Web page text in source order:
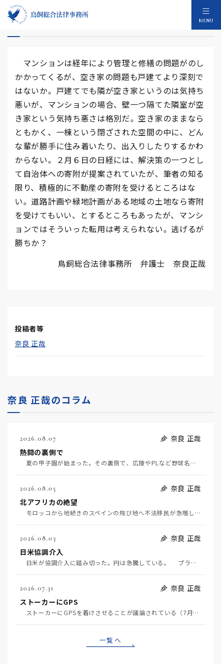
MENU
マンション空き家の恐怖
マンションは経年により管理と修繕の問題がのし
かかってくるが、空き家の問題も戸建てより深刻で
はないか。戸建てでも隣が空き家というのは気持ち
悪いが、マンションの場合、壁一つ隔てた隣室が空
き家という気持ち悪さは格別だ。空き家のままなら
ともかく、一棟という閉ざされた空間の中に、どん
な輩が勝手に住み着いたり、出入りしたりするかわ
からない。２月６日の日経には、解決策の一つとし
て自治体への寄附が提案されていたが、筆者の知る
限り、積極的に不動産の寄附を受けるところはな
い。道路計画や緑地計画がある地域の土地なら寄附
を受けてもいい、とするところもあったが、マンシ
ョンではそういった転用は考えられない。逃げるが
勝ちか？
鳥飼総合法律事務所 弁護士 奈良正哉
投稿者等
奈良 正哉
奈良 正哉のコラム
2026.08.07
奈良 正哉
熱闘の裏側で
夏の甲子園が始まった。その裏側で、広陵やPLなど野球名門校（だった）の不祥事のその後について、「熱…
2026.08.05
奈良 正哉
北アフリカの絶望
モロッコから地続きのスペインの飛び地へ不法移民が急増していて、当地の大問題となっている。「海を泳い…
2026.08.03
奈良 正哉
日米協調介入
日米が協調介入に踏み切った。円は急騰している。 プラザ合意以降、協調介入は為替相場の転機になって…
2026.07.31
奈良 正哉
ストーカーにGPS
ストーカーにGPSを着けさせることが議論されている（7月29日日経）。反対派は「ストーカーにも人権…
一覧へ